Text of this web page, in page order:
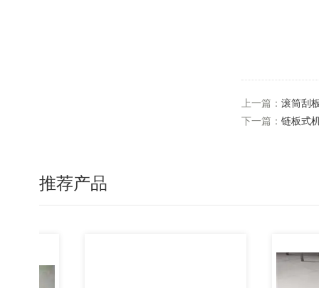
上一篇： 滚筒刮
下一篇： 链板式
推荐产品